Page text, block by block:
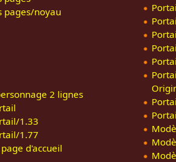
pages/noyau
2 lignes
1.33
1.77
d'accueil